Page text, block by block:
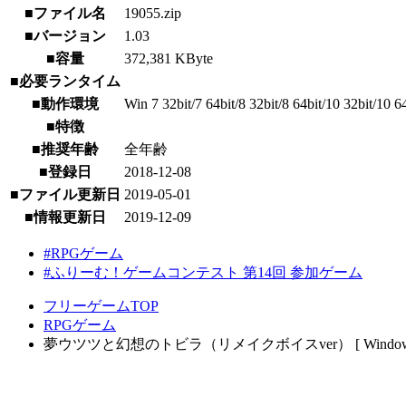
■ファイル名
19055.zip
■バージョン
1.03
■容量
372,381 KByte
■必要ランタイム
■動作環境
Win 7 32bit/7 64bit/8 32bit/8 64bit/10 32bit/10
■特徴
■推奨年齢
全年齢
■登録日
2018-12-08
■ファイル更新日 2019-05-01
■情報更新日
2019-12-09
#RPGゲーム
#ふりーむ！ゲームコンテスト 第14回 参加ゲーム
フリーゲームTOP
RPGゲーム
夢ウツツと幻想のトビラ（リメイクボイスver） [